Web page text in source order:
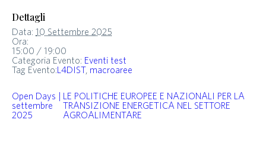
Dettagli
Data: 10 Settembre 2025
Ora:
15:00 / 19:00
Categoria Evento: Eventi test
Tag Evento:L4DIST, macroaree
Open Days |
settembre
2025
LE POLITICHE EUROPEE E NAZIONALI PER LA
TRANSIZIONE ENERGETICA NEL SETTORE
AGROALIMENTARE